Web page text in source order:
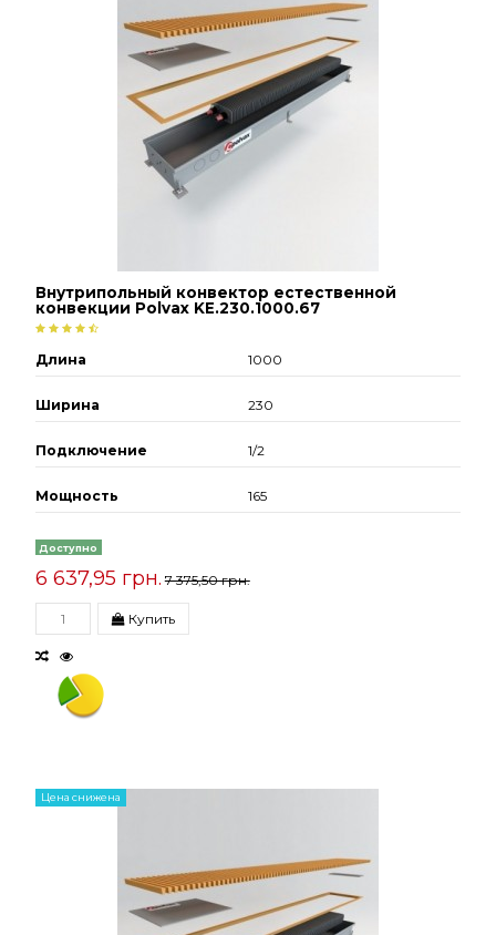
Внутрипольный конвектор естественной
конвекции Polvax KE.230.1000.67
Длина 1000
Ширина 230
Подключение 1/2
Мощность 165
Доступно
6 637,95 грн. 7 375,50 грн.
Купить
Цена снижена